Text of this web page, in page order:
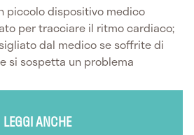
piccolo dispositivo medico
per tracciare il ritmo cardiaco;
dal medico se soffrite di
si sospetta un problema
LEGGI ANCHE